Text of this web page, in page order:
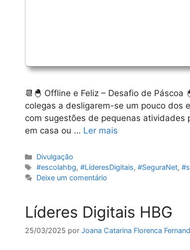
📆🐣 Offline e Feliz – Desafio de
colegas a desligarem-se um pouco dos
com sugestões de pequenas
em casa ou … Ler mais
Categorias
Divulgação
Etiquetas
#escolahbg,#LíderesDigitais,#SeguraNet,
Deixe um comentário
Líderes Digitais HBG
25/03/2025 por Joana Catarina Florenca